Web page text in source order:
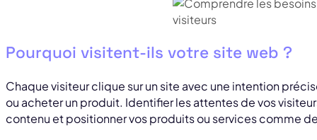
Pourquoi visitent-ils votre site web ?
Chaque visiteur clique sur un site avec une intention
ou acheter un produit. Identifier les attentes de vos
contenu et positionner vos produits ou services comme